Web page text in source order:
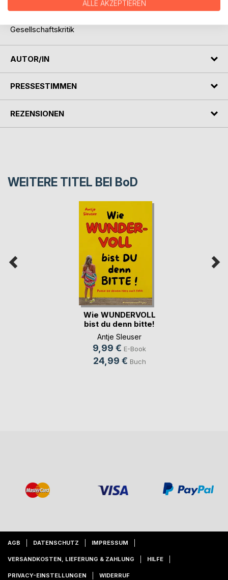
Gesellschaftskritik
AUTOR/IN
PRESSESTIMMEN
REZENSIONEN
WEITERE TITEL BEI BoD
Wie WUNDERVOLL
bist du denn bitte!
Antje Sleuser
9,99 € E-Book
24,99 € Buch
AGB DATENSCHUTZ IMPRESSUM
VERSANDKOSTEN, LIEFERUNG & ZAHLUNG HILFE
PRIVACY-EINSTELLUNGEN WIDERRUF
ALLE AKZEPTIEREN